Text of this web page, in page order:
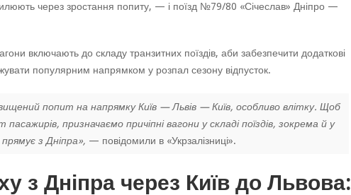
через зростання попиту, — і поїзд №79/80 «Січеслав» Дніпро —
включають до складу транзитних поїздів, аби забезпечити додаткові
популярним напрямком у розпал сезону відпусток.
попит на напрямку Київ — Львів — Київ, особливо влітку. Щоб
призначаємо причіпні вагони у складі поїздів, зокрема й у
прямує з Дніпра», — повідомили в «Укрзалізниці».
з Дніпра через Київ до Львова: